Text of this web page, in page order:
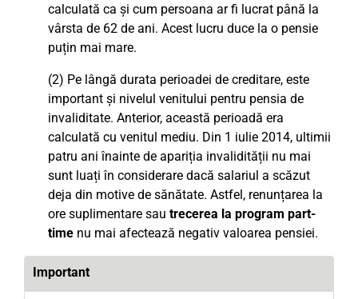
calculată ca și cum persoana ar fi lucrat până la
vârsta de 62 de ani. Acest lucru duce la o pensie
puțin mai mare.
(2) Pe lângă durata perioadei de creditare, este
important și nivelul venitului pentru pensia de
invaliditate. Anterior, această perioadă era
calculată cu venitul mediu. Din 1 iulie 2014, ultimii
patru ani înainte de apariția invalidității nu mai
sunt luați în considerare dacă salariul a scăzut
deja din motive de sănătate. Astfel, renunțarea la
ore suplimentare sau trecerea la program part-
time nu mai afectează negativ valoarea pensiei.
Important